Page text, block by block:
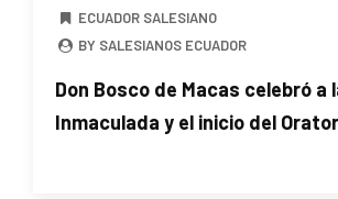
ECUADOR SALESIANO
BY SALESIANOS ECUADOR
Don Bosco de Macas celebró a
Inmaculada y el inicio del